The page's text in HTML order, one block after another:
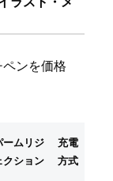
ンを価格
ームリジ
クション
充電
方式